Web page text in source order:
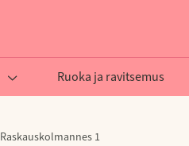
Ruoka ja ravitsemus
Raskauskolmannes 1